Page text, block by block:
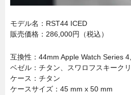
モデル名：RST44 ICED
販売価格：286,000円（税込）
互換性：44mm Apple Watch Series
ベゼル：チタン、スワロフスキーク
ケース：チタン
ケースサイズ：45 mm x 50 mm